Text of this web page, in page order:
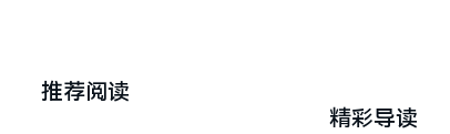
推荐阅读
精彩导读